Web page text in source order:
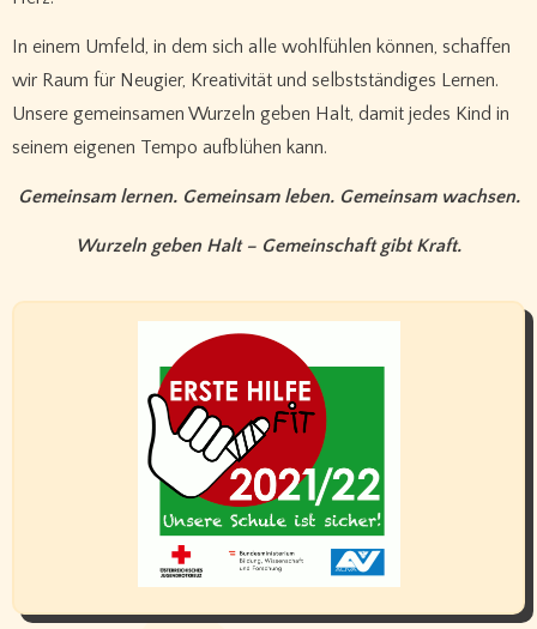
In einem Umfeld, in dem sich alle wohlfühlen können, schaffen
wir Raum für Neugier, Kreativität und selbstständiges Lernen.
Unsere gemeinsamen Wurzeln geben Halt, damit jedes Kind in
seinem eigenen Tempo aufblühen kann.
Gemeinsam lernen. Gemeinsam leben. Gemeinsam wachsen.
Wurzeln geben Halt – Gemeinschaft gibt Kraft.